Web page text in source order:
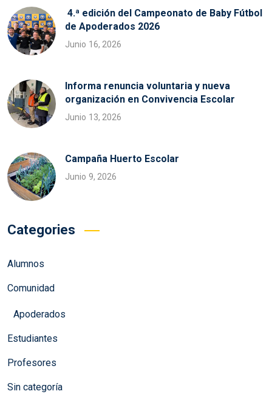
4.ª edición del Campeonato de Baby Fútbol
de Apoderados 2026
Junio 16, 2026
Informa renuncia voluntaria y nueva
organización en Convivencia Escolar
Junio 13, 2026
Campaña Huerto Escolar
Junio 9, 2026
Categories
Alumnos
Comunidad
Apoderados
Estudiantes
Profesores
Sin categoría